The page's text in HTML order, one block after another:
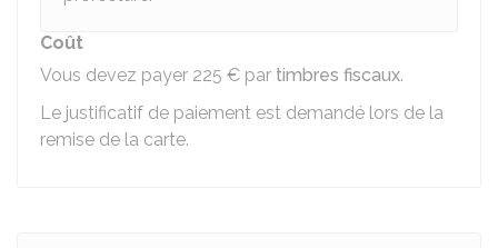
Coût
Vous devez payer 225 € par timbres fiscaux.
Le justificatif de paiement est demandé lors de la
remise de la carte.